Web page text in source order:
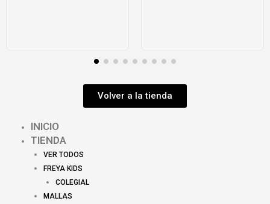
Volver a la tienda
INICIO
TIENDA
VER TODOS
FREYA KIDS
COLEGIAL
MALLAS